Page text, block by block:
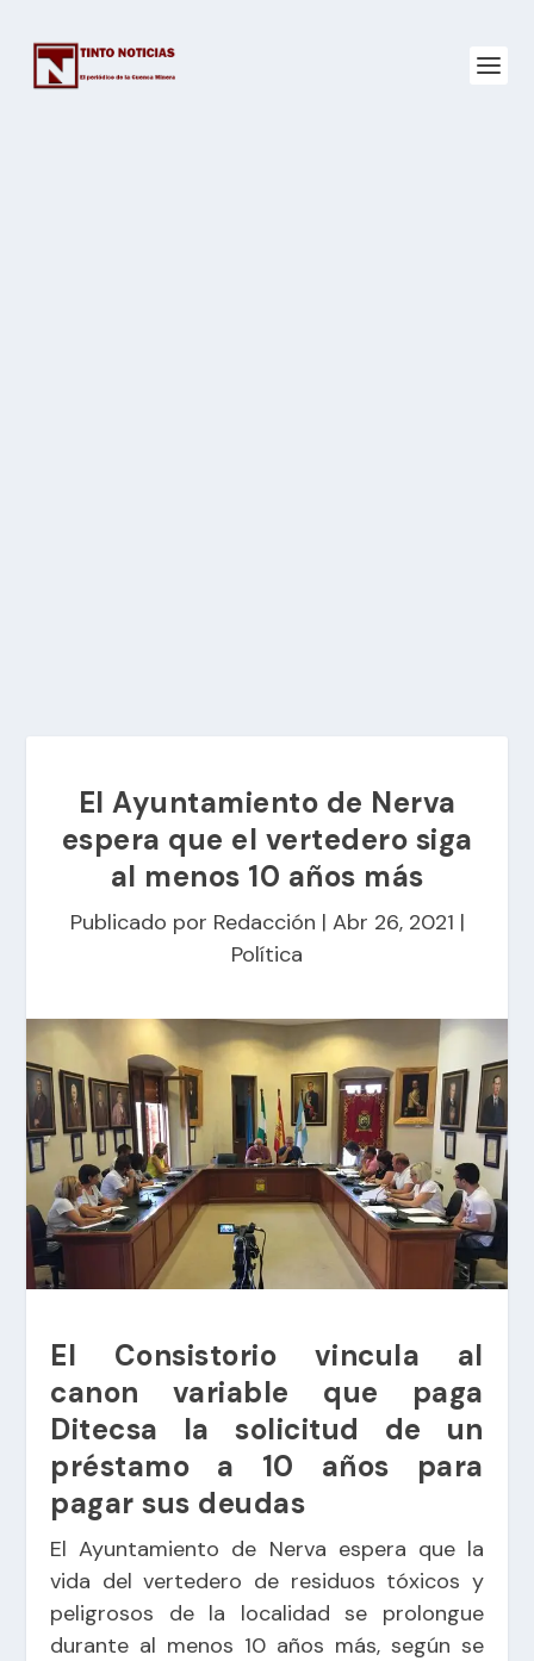
El Ayuntamiento de Nerva
espera que el vertedero siga
al menos 10 años más
Publicado por Redacción | Abr 26, 2021 |
Política
El Consistorio vincula al
canon variable que paga
Ditecsa la solicitud de un
préstamo a 10 años para
pagar sus deudas
El Ayuntamiento de Nerva espera que la
vida del vertedero de residuos tóxicos y
peligrosos de la localidad se prolongue
durante al menos 10 años más, según se